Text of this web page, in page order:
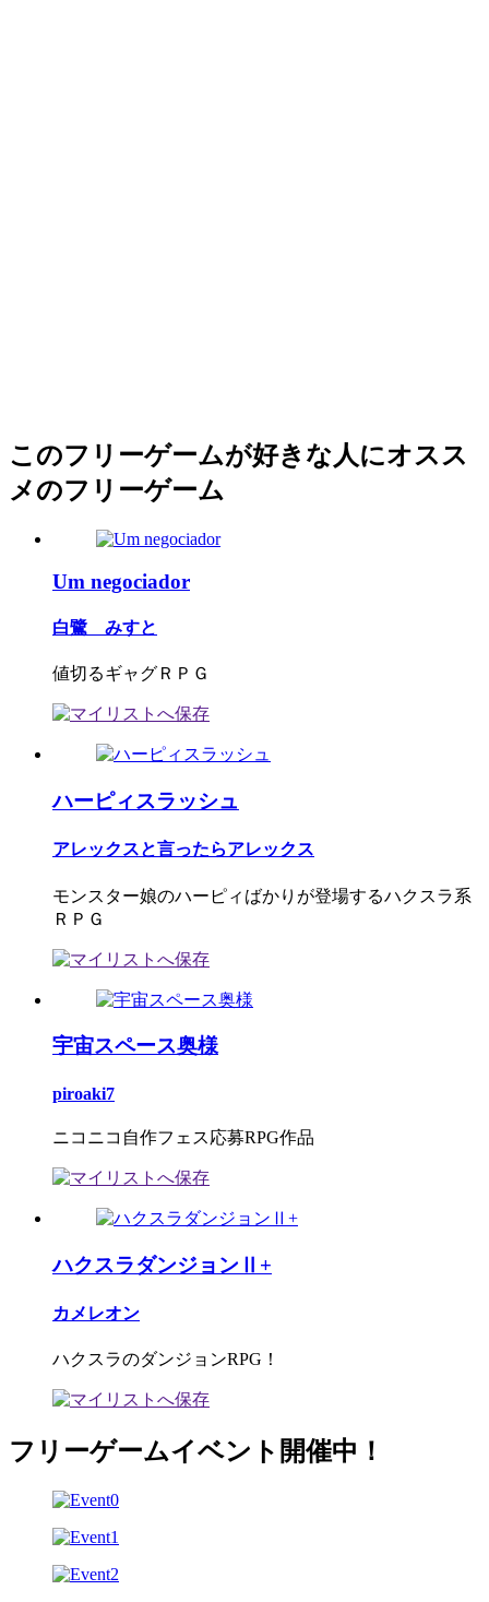
このフリーゲームが好きな人にオスス
メのフリーゲーム
Um negociador
白鷺 みすと
値切るギャグＲＰＧ
ハーピィスラッシュ
アレックスと言ったらアレックス
モンスター娘のハーピィばかりが登場するハクスラ系
ＲＰＧ
宇宙スペース奥様
piroaki7
ニコニコ自作フェス応募RPG作品
ハクスラダンジョンⅡ+
カメレオン
ハクスラのダンジョンRPG！
フリーゲームイベント開催中！